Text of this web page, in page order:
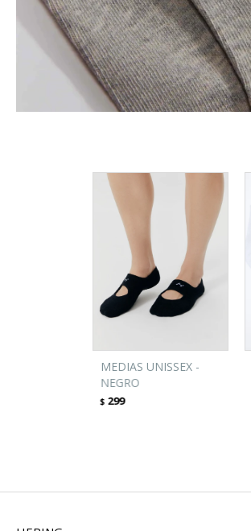
MEDIAS UNISSEX -
NEGRO
$ 299